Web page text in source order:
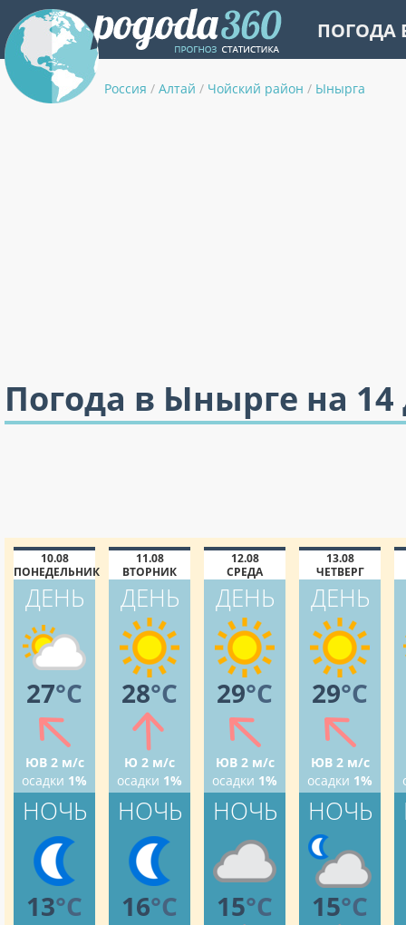
ПОГОДА
Россия / Алтай / Чойский район / Ынырга
Погода в Ынырге на
10.08
ПОНЕДЕЛЬНИК
ДЕНЬ
27°C
ЮВ 2 м/с
осадки 1%
НОЧЬ
13°C
11.08
ВТОРНИК
ДЕНЬ
28°C
Ю 2 м/с
осадки 1%
НОЧЬ
16°C
12.08
СРЕДА
ДЕНЬ
29°C
ЮВ 2 м/с
осадки 1%
НОЧЬ
15°C
13.08
ЧЕТВЕРГ
ДЕНЬ
29°C
ЮВ 2 м/с
осадки 1%
НОЧЬ
15°C